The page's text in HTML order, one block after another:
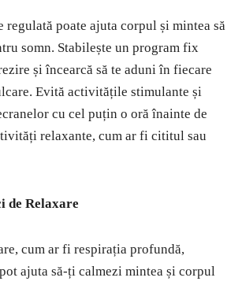
regulată poate ajuta corpul și mintea să
somn. Stabilește un program fix
și încearcă să te aduni în fiecare
Evită activitățile stimulante și
cu cel puțin o oră înainte de
relaxante, cum ar fi cititul sau
de Relaxare
cum ar fi respirația profundă,
ajuta să-ți calmezi mintea și corpul